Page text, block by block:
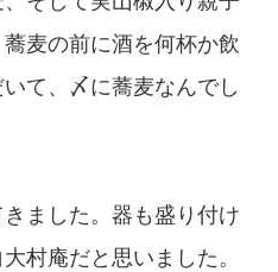
麦の前に酒を何杯か飲
て、〆に蕎麦なんでし
ました。器も盛り付け
村庵だと思いました。